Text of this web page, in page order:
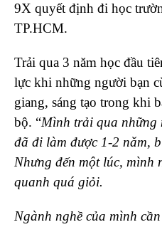
9X quyết định đi học
TP.HCM.
Trải qua 3 năm học đầu
lực khi những người bạn
giang, sáng tạo trong khi
bộ. “Mình trải qua những
đã đi làm được 1-2 năm,
Nhưng đến một lúc, mình
quanh quá giỏi.
Ngành nghề của mình